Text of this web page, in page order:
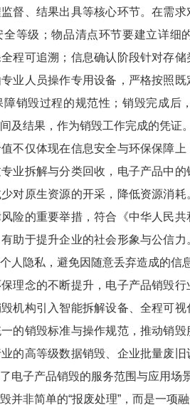
督、结果出具等核心环节。在需
等级；物品清点环节要建立详细
程可追溯；信息确认阶段针对存
业人员操作专用设备，严格按照
销毁过程的规范性；销毁完成后
及结果，作为销毁工作完成的凭证。
不仅体现在信息安全与环保保障
业拆解与分类回收，电子产品中
对原生资源的开采，降低资源消
险的重要举措，符合《中华人民
助于提升企业的社会形象与公信
人隐私，避免因随意丢弃造成的信
理念的不断提升，电子产品销毁
机构引入智能拆解设备、全程可
的销毁标准与操作规范，推动销
的高等级数据销毁、企业批量废
电子产品销毁的服务范围与应用场景
并非简单的“报废处理”，而是一项